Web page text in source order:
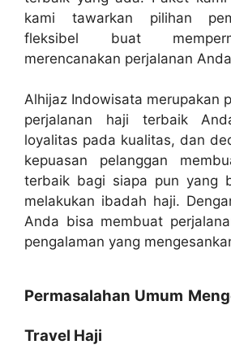
kami tawarkan pilihan
fleksibel buat
merencanakan perjalanan
Alhijaz Indowisata merupakan
perjalanan haji terbaik
loyalitas pada kualitas, dan
kepuasan pelanggan
terbaik bagi siapa pun yang
melakukan ibadah haji.
Anda bisa membuat
pengalaman yang
Permasalahan Umum
Travel Haji